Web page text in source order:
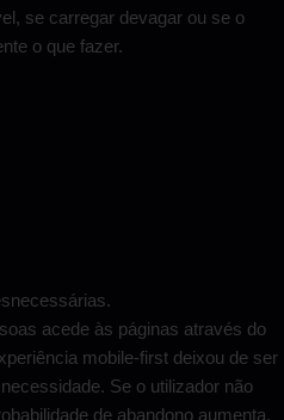
se carregar devagar ou se o
o que fazer.
acede às páginas através do
mobile-first deixou de ser
Se o utilizador não
de abandono aumenta.